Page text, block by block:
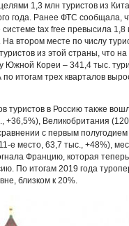
1,3 млн туристов из
года. Ранее ФТС сообщала,
tax free превысила
втором месте по числу
из этой страны, что
Южной Кореи – 341,4 тыс.
итогам трех кварталов
туристов в Россию также
+36,5%), Великобритания
с первым
е место, 63,7 тыс., +48%),
Францию, которая
По итогам 2019 года
близком к 20%.